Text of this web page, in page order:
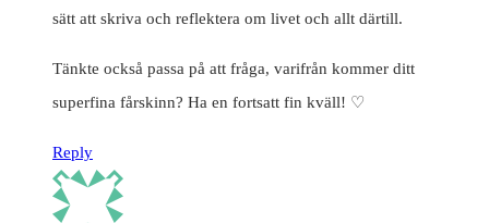
sätt att skriva och reflektera om livet och allt därtill.
Tänkte också passa på att fråga, varifrån kommer ditt
superfina fårskinn? Ha en fortsatt fin kväll! ♡
Reply